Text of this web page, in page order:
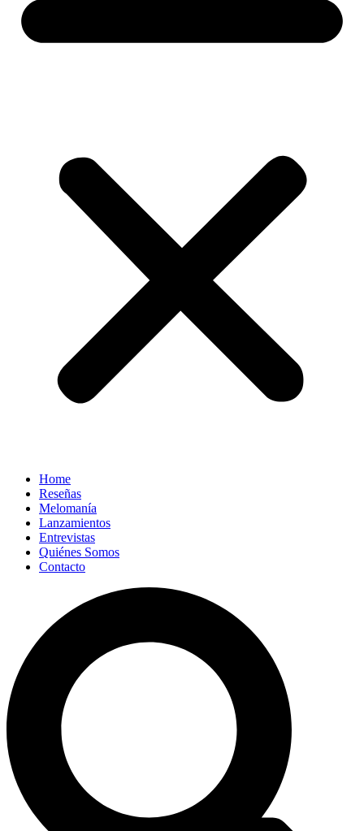
Home
Reseñas
Melomanía
Lanzamientos
Entrevistas
Quiénes Somos
Contacto